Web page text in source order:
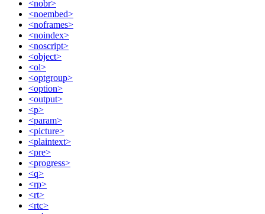
<nobr>
<noembed>
<noframes>
<noindex>
<noscript>
<object>
<ol>
<optgroup>
<option>
<output>
<p>
<param>
<picture>
<plaintext>
<pre>
<progress>
<q>
<rp>
<rt>
<rtc>